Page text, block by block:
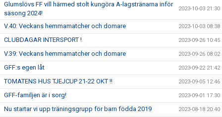
Glumslövs FF vill härmed stolt kungöra A-lagstränarna inför
säsong 2024!
2023-10-03 21:30
V.40: Veckans hemmamatcher och domare 2023-10-03 08:38
CLUBDAGAR INTERSPORT ! 2023-09-26 10:45
V.39: Veckans hemmamatcher och domare 2023-09-26 08:02
GFF:s egen låt 2023-09-22 21:42
TOMATENS HUS TJEJCUP 21-22 OKT !! 2023-09-05 12:46
GFF-familjen är i sorg! 2023-09-01 17:30
Nu startar vi upp träningsgrupp för barn födda 2019 2023-08-18 20:40